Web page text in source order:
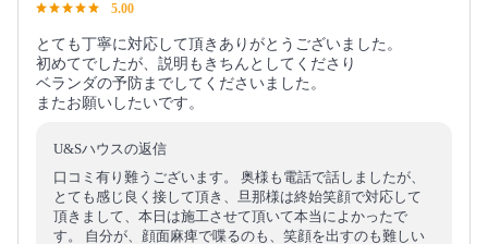
5.00
とても丁寧に対応して頂きありがとうございました。
初めてでしたが、説明もきちんとしてくださり
ベランダの予防までしてくださいました。
またお願いしたいです。
U&Sハウスの返信
口コミ有り難うございます。 奥様も電話で話しましたが、
とても感じ良く接して頂き、旦那様は終始笑顔で対応して
頂きまして、本日は施工させて頂いて本当によかったで
す。 自分が、顔面麻痺で喋るのも、笑顔を出すのも難しい